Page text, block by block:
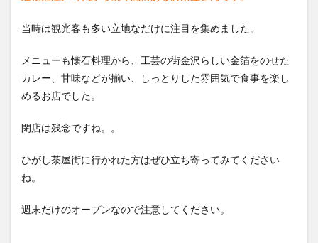
当時は観光客も多い立地なだけに注目を集めました。
メニューも懐石料理から、工芸の街金沢らしい金箔をのせた
カレー、甘味などが揃い、しっとりした雰囲気で食事を楽し
めるお店でした。
閉店は残念ですね。。
ひがし茶屋街に行かれた方はぜひ立ち寄ってみてください
ね。
週末だけのオープンなので注意してください。